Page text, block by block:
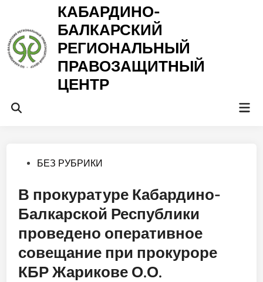
содержимому
КАБАРДИНО-
БАЛКАРСКИЙ
РЕГИОНАЛЬНЫЙ
ПРАВОЗАЩИТНЫЙ
ЦЕНТР
Открыть
Опубликовано
БЕЗ РУБРИКИ
В прокуратуре Кабардино-
Балкарской Республики
проведено оперативное
совещание при прокуроре
КБР Жарикове О.О.